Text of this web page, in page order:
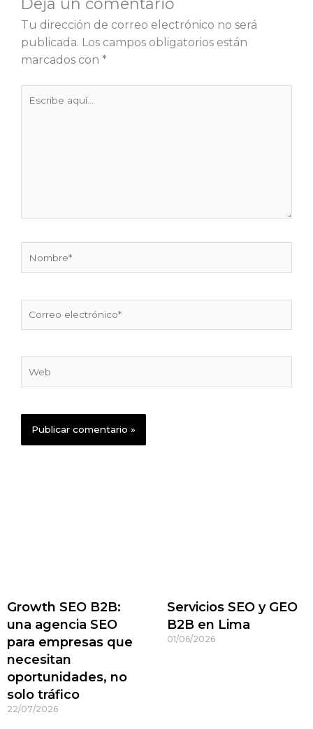
Tu dirección de correo electrónico no será
publicada. Los campos obligatorios están
marcados con *
Escribe
Growth SEO B2B:
una agencia SEO
para empresas que
necesitan
oportunidades, no
solo tráfico
22/07/2026
Servicios SEO y GEO
B2B en Lima
01/06/2026